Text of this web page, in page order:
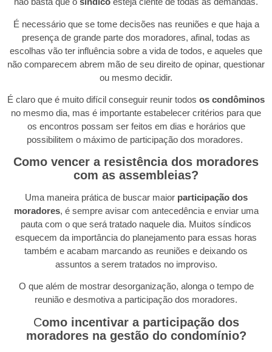
É necessário que se tome decisões nas reuniões e que haja a
presença de grande parte dos moradores, afinal, todas as
escolhas vão ter influência sobre a vida de todos, e aqueles que
não comparecem abrem mão de seu direito de opinar, questionar
ou mesmo decidir.
É claro que é muito difícil conseguir reunir todos os condôminos
no mesmo dia, mas é importante estabelecer critérios para que
os encontros possam ser feitos em dias e horários que
possibilitem o máximo de participação dos moradores.
Como vencer a resistência dos moradores
com as assembleias?
Uma maneira prática de buscar maior participação dos
moradores, é sempre avisar com antecedência e enviar uma
pauta com o que será tratado naquele dia. Muitos síndicos
esquecem da importância do planejamento para essas horas
também e acabam marcando as reuniões e deixando os
assuntos a serem tratados no improviso.
O que além de mostrar desorganização, alonga o tempo de
reunião e desmotiva a participação dos moradores.
Como incentivar a participação dos
moradores na gestão do condomínio?